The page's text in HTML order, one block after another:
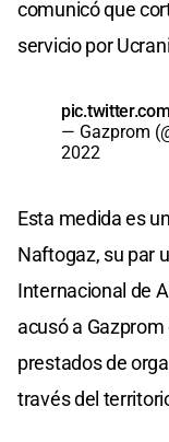
comunicó que
servicio por
— Gazprom
2022
Esta medida es
Naftogaz, su par
Internacional de
acusó a
prestados de
través del